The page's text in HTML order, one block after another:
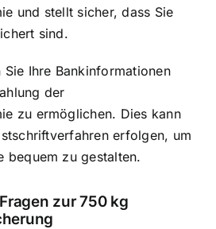
und stellt sicher, dass Sie
sind.
Sie Ihre Bankinformationen
der
zu ermöglichen. Dies kann
erfolgen, um
bequem zu gestalten.
zur 750 kg